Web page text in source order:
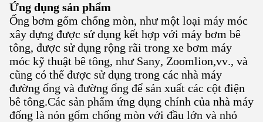
Ứng dụng sản phẩm
Ống bơm gốm chống mòn, như một loại máy móc
xây dựng được sử dụng kết hợp với máy bơm bê
tông, được sử dụng rộng rãi trong xe bơm máy
móc kỹ thuật bê tông, như Sany, Zoomlion,vv., và
cũng có thể được sử dụng trong các nhà máy
đường ống và đường ống để sản xuất các cột điện
bê tông.Các sản phẩm ứng dụng chính của nhà máy
đống là nón gốm chống mòn với đầu lớn và nhỏ